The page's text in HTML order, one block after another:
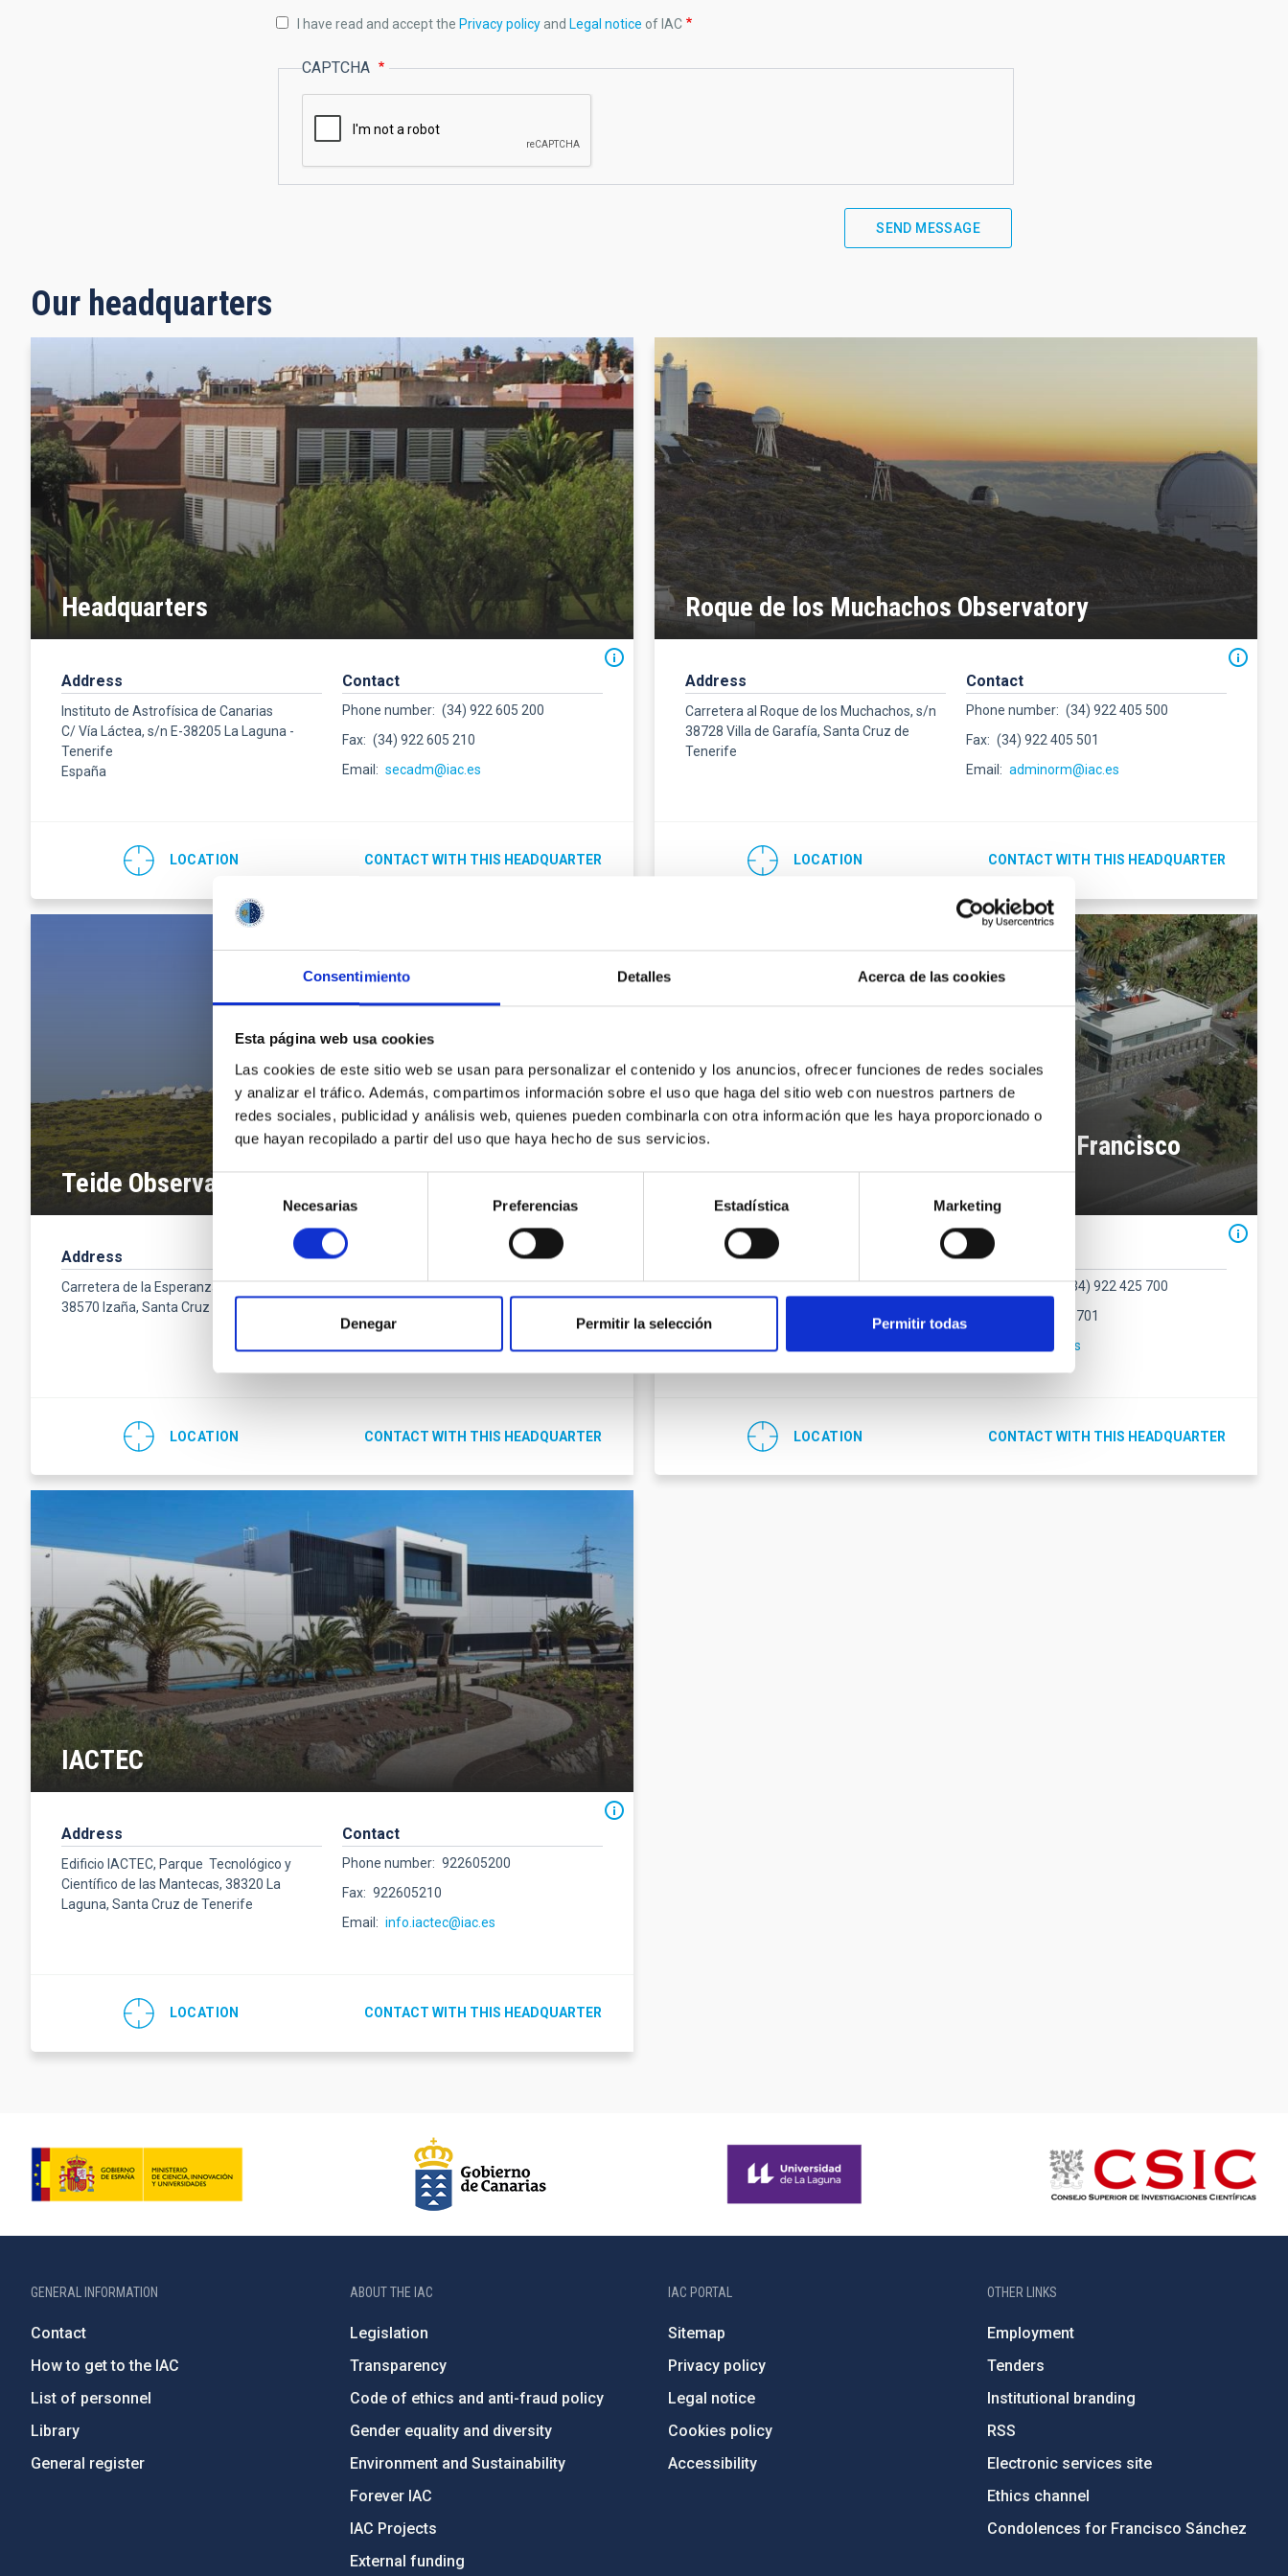
Consentimiento Detalles Acerca de las cookies
Esta página web usa cookies
Las cookies de este sitio web se usan para personalizar el contenido y los anuncios, ofrecer funciones de redes sociales
y analizar el tráfico. Además, compartimos información sobre el uso que haga del sitio web con nuestros partners de
redes sociales, publicidad y análisis web, quienes pueden combinarla con otra información que les haya proporcionado o
que hayan recopilado a partir del uso que haya hecho de sus servicios.
Selección
consentimiento
Necesarias Preferencias Estadística Marketing
Denegar Permitir la selección Permitir todas
I have read and accept the Privacy policy and Legal notice of IAC
CAPTCHA
Our headquarters
Headquarters
Address
Instituto de Astrofísica de Canarias
C/ Vía Láctea, s/n E-38205 La Laguna -
Tenerife
España
Contact
Phone number
(34) 922 605 200
Fax
(34) 922 605 210
Email
secadm@iac.es
LOCATION CONTACT WITH THIS HEADQUARTER
Roque de los Muchachos Observatory
Address
Carretera al Roque de los Muchachos, s/n
38728 Villa de Garafía, Santa Cruz de
Tenerife
Contact
Phone number
(34) 922 405 500
Fax
(34) 922 405 501
Email
adminorm@iac.es
LOCATION CONTACT WITH THIS HEADQUARTER
Teide Observatory
Address
Carretera de la Esperanza, s/n,
38570 Izaña, Santa Cruz de Tenerife
Contact
Phone number
(34) 922 329 100
Fax
LOCATION CONTACT WITH THIS HEADQUARTER
Center for Astrophysics at La Palma Francisco
Address
E-38712 - Breña Baja - La Palma
España
Contact
Phone number
(34) 922 425 700
(34) 922 425 701
calp@iac.es
LOCATION CONTACT WITH THIS HEADQUARTER
IACTEC
Address
Edificio IACTEC, Parque Tecnológico y
Científico de las Mantecas, 38320 La
Laguna, Santa Cruz de Tenerife
Contact
Phone number
922605200
Fax
922605210
Email
info.iactec@iac.es
LOCATION CONTACT WITH THIS HEADQUARTER
GENERAL INFORMATION
Contact
How to get to the IAC
List of personnel
Library
General register
ABOUT THE IAC
Legislation
Transparency
Code of ethics and anti-fraud policy
Gender equality and diversity
Environment and Sustainability
Forever IAC
IAC Projects
External funding
IAC PORTAL
Sitemap
Privacy policy
Legal notice
Cookies policy
Accessibility
OTHER LINKS
Employment
Tenders
Institutional branding
RSS
Electronic services site
Ethics channel
Condolences for Francisco Sánchez